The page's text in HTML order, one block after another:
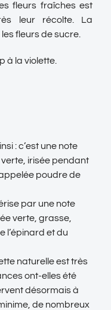
fleurs fraîches est
leur récolte. La
fleurs de sucre.
à la violette.
: c’est une note
irisée pendant
poudre de
par une note
verte, grasse,
l’épinard et du
naturelle est très
ont-elles été
désormais à
de nombreux